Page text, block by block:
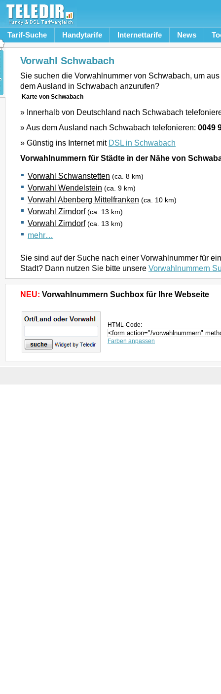
Tarif-Suche Handytarife Internettarife News
Vorwahl Schwabach
Sie suchen die Vorwahlnummer von Schwabach, um
dem Ausland in Schwabach anzurufen?
Karte von Schwabach
» Innerhalb von Deutschland nach Schwabach
» Aus dem Ausland nach Schwabach telefonieren: 0049
» Günstig ins Internet mit DSL in Schwabach
Vorwahlnummern für Städte in der Nähe von
Vorwahl Schwanstetten (ca. 8 km)
Vorwahl Wendelstein (ca. 9 km)
Vorwahl Abenberg Mittelfranken (ca. 10 km)
Vorwahl Zirndorf (ca. 13 km)
Vorwahl Zirndorf (ca. 13 km)
mehr…
Sie sind auf der Suche nach einer Vorwahlnummer für
Stadt? Dann nutzen Sie bitte unsere Vorwahlnummern
NEU: Vorwahlnummern Suchbox für Ihre Webseite
HTML-Code:
Farben anpassen